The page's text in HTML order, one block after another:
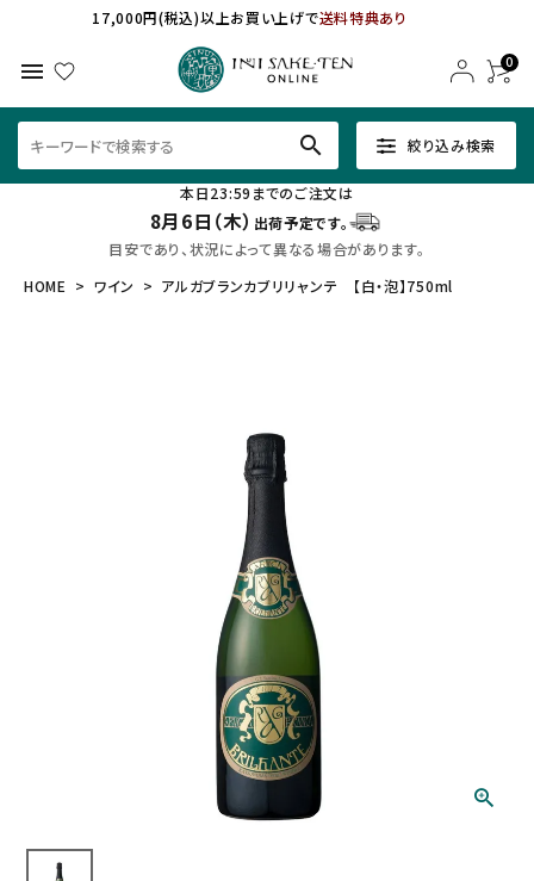
17,000円(税込)以上お買い上げで送料特典あり
menu 0
絞り込み検索
search
本日23:59までのご注文は
8月6日（木） 出荷予定です。
目安であり、状況によって異なる場合があります。
HOME
ワイン アルガブランカブリリャンテ 【白・泡】750ml